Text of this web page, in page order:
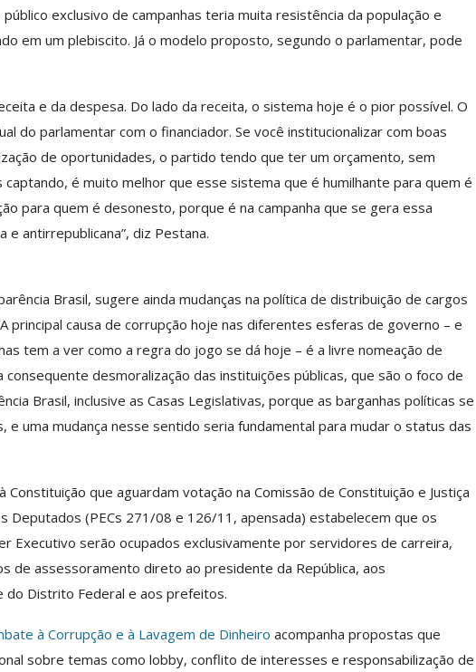
exclusivo de campanhas teria muita resistência da população e
em um plebiscito. Já o modelo proposto, segundo o parlamentar, pode
e da despesa. Do lado da receita, o sistema hoje é o pior possível. O
do parlamentar com o financiador. Se você institucionalizar com boas
de oportunidades, o partido tendo que ter um orçamento, sem
captando, é muito melhor que esse sistema que é humilhante para quem é
para quem é desonesto, porque é na campanha que se gera essa
e antirrepublicana”, diz Pestana.
Brasil, sugere ainda mudanças na política de distribuição de cargos
principal causa de corrupção hoje nas diferentes esferas de governo – e
tem a ver como a regra do jogo se dá hoje – é a livre nomeação de
consequente desmoralização das instituições públicas, que são o foco de
Brasil, inclusive as Casas Legislativas, porque as barganhas políticas se
e uma mudança nesse sentido seria fundamental para mudar o status das
que aguardam votação na Comissão de Constituição e Justiça
Deputados (PECs 271/08 e 126/11, apensada) estabelecem que os
Executivo serão ocupados exclusivamente por servidores de carreira,
de assessoramento direto ao presidente da República, aos
Distrito Federal e aos prefeitos.
à Corrupção e à Lavagem de Dinheiro acompanha propostas que
sobre temas como lobby, conflito de interesses e responsabilização de